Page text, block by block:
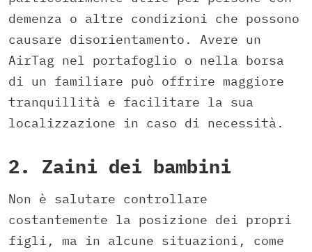
demenza o altre condizioni che possono
causare disorientamento. Avere un
AirTag nel portafoglio o nella borsa
di un familiare può offrire maggiore
tranquillità e facilitare la sua
localizzazione in caso di necessità.
2. Zaini dei bambini
Non è salutare controllare
costantemente la posizione dei propri
figli, ma in alcune situazioni, come